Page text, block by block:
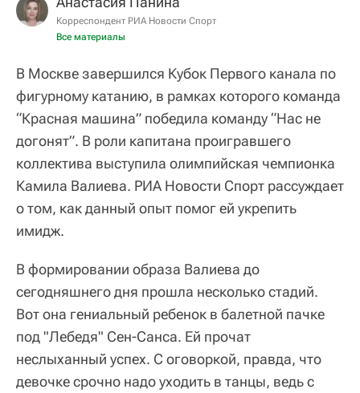
Корреспондент РИА Новости Спорт
Все материалы
В Москве завершился Кубок Первого канала по
фигурному катанию, в рамках которого команда
“Красная машина” победила команду “Нас не
догонят”. В роли капитана проигравшего
коллектива выступила олимпийская чемпионка
Камила Валиева. РИА Новости Спорт рассуждает
о том, как данный опыт помог ей укрепить
имидж.
В формировании образа Валиева до
сегодняшнего дня прошла несколько стадий.
Вот она гениальный ребенок в балетной пачке
под "Лебедя" Сен-Санса. Ей прочат
неслыханный успех. С оговоркой, правда, что
девочке срочно надо уходить в танцы, ведь с